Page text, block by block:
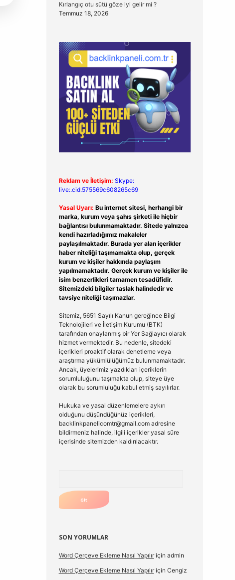
Kırlangıç otu sütü göze iyi gelir mi ?
Temmuz 18, 2026
Reklam ve İletişim: Skype:
live:.cid.575569c608265c69
Yasal Uyarı: Bu internet sitesi, herhangi bir
marka, kurum veya şahıs şirketi ile hiçbir
bağlantısı bulunmamaktadır. Sitede yalnızca
kendi hazırladığımız makaleler
paylaşılmaktadır. Burada yer alan içerikler
haber niteliği taşımamakta olup, gerçek
kurum ve kişiler hakkında paylaşım
yapılmamaktadır. Gerçek kurum ve kişiler ile
isim benzerlikleri tamamen tesadüfidir.
Sitemizdeki bilgiler taslak halindedir ve
tavsiye niteliği taşımazlar.
Sitemiz, 5651 Sayılı Kanun gereğince Bilgi
Teknolojileri ve İletişim Kurumu (BTK)
tarafından onaylanmış bir Yer Sağlayıcı olarak
hizmet vermektedir. Bu nedenle, sitedeki
içerikleri proaktif olarak denetleme veya
araştırma yükümlülüğümüz bulunmamaktadır.
Ancak, üyelerimiz yazdıkları içeriklerin
sorumluluğunu taşımakta olup, siteye üye
olarak bu sorumluluğu kabul etmiş sayılırlar.
Hukuka ve yasal düzenlemelere aykırı
olduğunu düşündüğünüz içerikleri,
backlinkpanelicomtr@gmail.comadresine
bildirmeniz halinde, ilgili içerikler yasal süre
içerisinde sitemizden kaldırılacaktır.
SON YORUMLAR
Word Çerçeve Ekleme Nasıl Yapılıriçin admin
Word Çerçeve Ekleme Nasıl Yapılıriçin Cengiz